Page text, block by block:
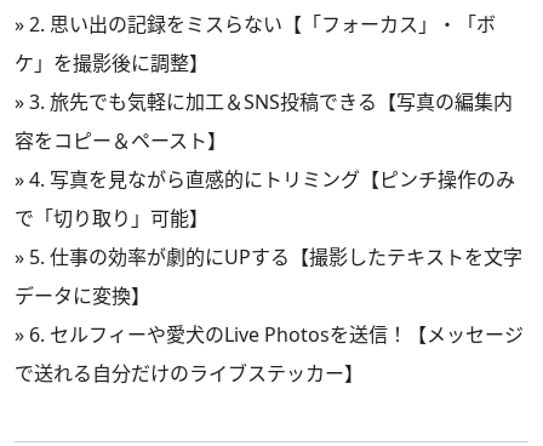
»2. 思い出の記録をミスらない【「フォーカス」・「ボ
ケ」を撮影後に調整】
»3. 旅先でも気軽に加工＆SNS投稿できる【写真の編集内
容をコピー＆ペースト】
»4. 写真を見ながら直感的にトリミング【ピンチ操作のみ
で「切り取り」可能】
» 5. 仕事の効率が劇的にUPする【撮影したテキストを文字
データに変換】
» 6. セルフィーや愛犬のLive Photosを送信！【メッセージ
で送れる自分だけのライブステッカー】